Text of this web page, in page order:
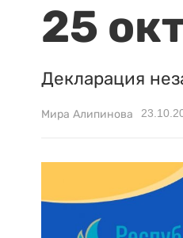
25
Декларация
Мира Алипинова